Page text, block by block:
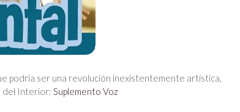
podría ser una revolución inexistentemente artística,
del Interior: Suplemento Voz